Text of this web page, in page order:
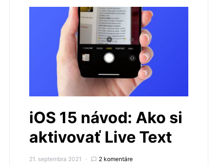
iOS 15 návod: Ako si
aktivovať Live Text
21. septembra 2021 2 komentáre